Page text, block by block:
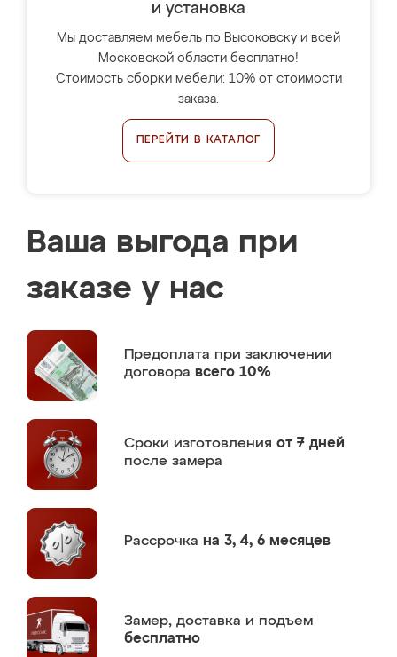
и установка
Мы доставляем мебель по Высоковску и всей
Московской области бесплатно!
Стоимость сборки мебели: 10% от стоимости
заказа.
ПЕРЕЙТИ В КАТАЛОГ
Ваша выгода при
заказе у нас
Предоплата при заключении
договора всего 10%
Сроки изготовления от 7 дней
после замера
Рассрочка на 3, 4, 6 месяцев
Замер, доставка и подъем
бесплатно